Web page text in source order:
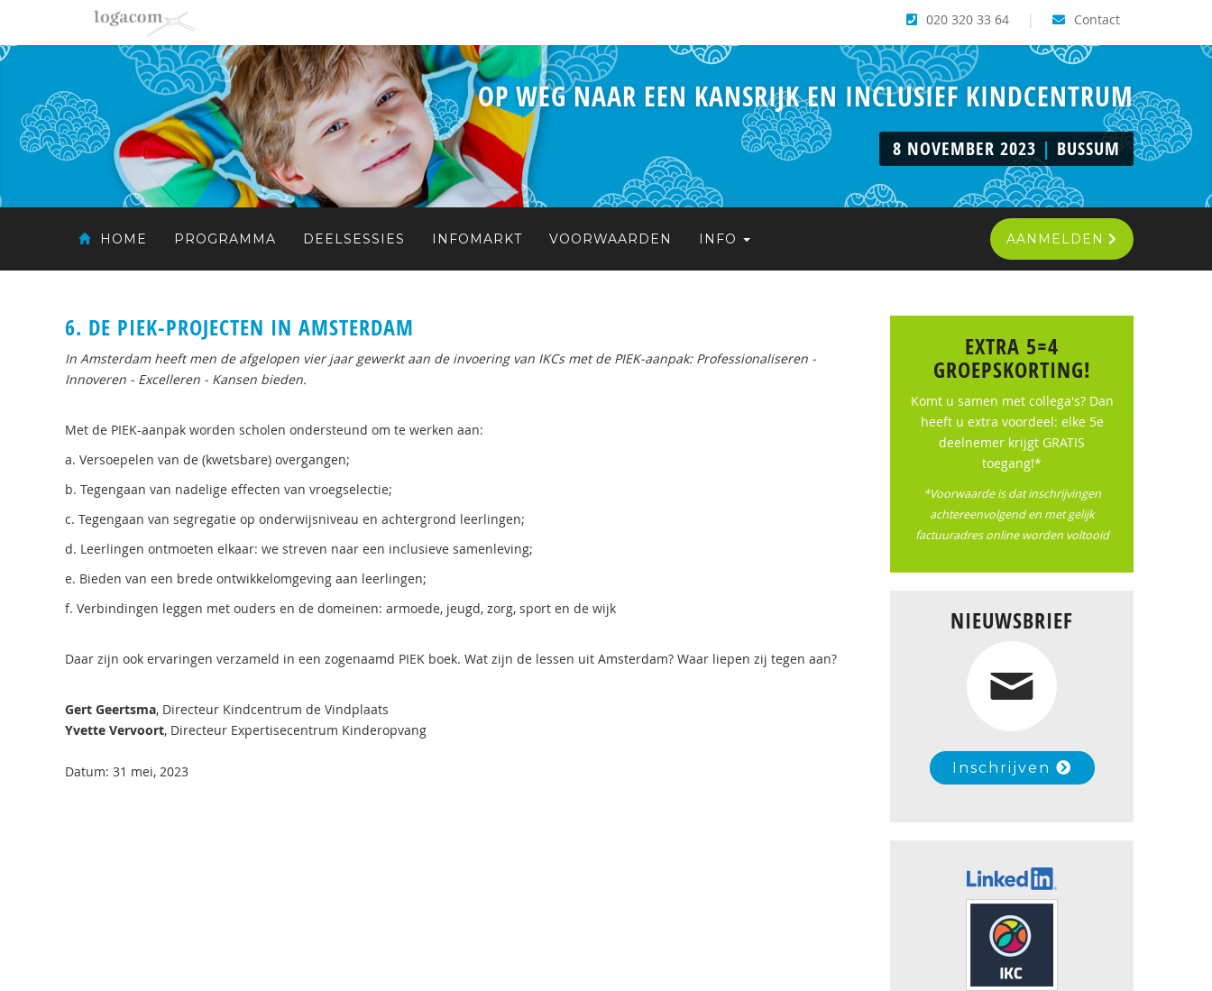
Contact
|
020 320 33 64
OP WEG NAAR EEN KANSRIJK EN INCLUSIEF KINDCENTRUM
8 NOVEMBER 2023 | BUSSUM
HOME PROGRAMMA DEELSESSIES INFOMARKT VOORWAARDEN INFO AANMELDEN
6. DE PIEK-PROJECTEN IN AMSTERDAM
In Amsterdam heeft men de afgelopen vier jaar gewerkt aan de invoering van IKCs met de PIEK-aanpak: Professionaliseren -
Innoveren - Excelleren - Kansen bieden.
Met de PIEK-aanpak worden scholen ondersteund om te werken aan:
a. Versoepelen van de (kwetsbare) overgangen;
b. Tegengaan van nadelige effecten van vroegselectie;
c. Tegengaan van segregatie op onderwijsniveau en achtergrond leerlingen;
d. Leerlingen ontmoeten elkaar: we streven naar een inclusieve samenleving;
e. Bieden van een brede ontwikkelomgeving aan leerlingen;
f. Verbindingen leggen met ouders en de domeinen: armoede, jeugd, zorg, sport en de wijk
Daar zijn ook ervaringen verzameld in een zogenaamd PIEK boek. Wat zijn de lessen uit Amsterdam? Waar liepen zij tegen aan?
Gert Geertsma, Directeur Kindcentrum de Vindplaats
Yvette Vervoort, Directeur Expertisecentrum Kinderopvang
Datum: 31 mei, 2023
EXTRA 5=4
GROEPSKORTING!
Komt u samen met collega's? Dan
heeft u extra voordeel: elke 5e
deelnemer krijgt GRATIS
toegang!*
*Voorwaarde is dat inschrijvingen
achtereenvolgend en met gelijk
factuuradres online worden voltooid
NIEUWSBRIEF
Inschrijven